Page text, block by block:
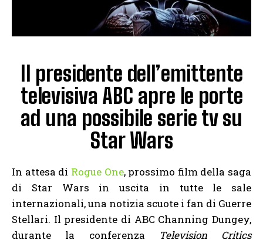
Il presidente dell’emittente
televisiva ABC apre le porte
ad una possibile serie tv su
Star Wars
In attesa di Rogue One, prossimo film della saga
di Star Wars in uscita in tutte le sale
internazionali, una notizia scuote i fan di Guerre
Stellari. Il presidente di ABC Channing Dungey,
durante la conferenza
Television Critics